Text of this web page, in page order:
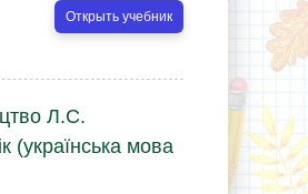
Открыть учебник
Л.С.
(українська мова